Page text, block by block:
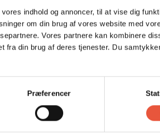
indhold og annoncer, til at vise dig
om din brug af vores website med
Vores partnere kan kombinere
fra din brug af deres tjenester. Du
Præferencer
Et meget dejligt hus, rummeligt og
Gardinerne kunne bestemt godt bruge
udskiftning; de har set bedre dage,
var ikke et problem for os. Et andet
hvert bad.
Tyskland Vis original